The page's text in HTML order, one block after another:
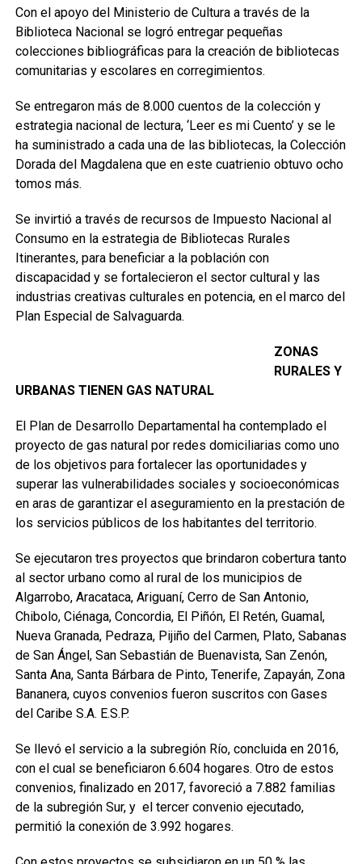
Con el apoyo del Ministerio de Cultura a través de la
Biblioteca Nacional se logró entregar pequeñas
colecciones bibliográficas para la creación de bibliotecas
comunitarias y escolares en corregimientos.
Se entregaron más de 8.000 cuentos de la colección y
estrategia nacional de lectura, ‘Leer es mi Cuento’ y se le
ha suministrado a cada una de las bibliotecas, la Colección
Dorada del Magdalena que en este cuatrienio obtuvo ocho
tomos más.
Se invirtió a través de recursos de Impuesto Nacional al
Consumo en la estrategia de Bibliotecas Rurales
Itinerantes, para beneficiar a la población con
discapacidad y se fortalecieron el sector cultural y las
industrias creativas culturales en potencia, en el marco del
Plan Especial de Salvaguarda.
ZONAS
RURALES Y
URBANAS TIENEN GAS NATURAL
El Plan de Desarrollo Departamental ha contemplado el
proyecto de gas natural por redes domiciliarias como uno
de los objetivos para fortalecer las oportunidades y
superar las vulnerabilidades sociales y socioeconómicas
en aras de garantizar el aseguramiento en la prestación de
los servicios públicos de los habitantes del territorio.
Se ejecutaron tres proyectos que brindaron cobertura tanto
al sector urbano como al rural de los municipios de
Algarrobo, Aracataca, Ariguaní, Cerro de San Antonio,
Chibolo, Ciénaga, Concordia, El Piñón, El Retén, Guamal,
Nueva Granada, Pedraza, Pijiño del Carmen, Plato, Sabanas
de San Ángel, San Sebastián de Buenavista, San Zenón,
Santa Ana, Santa Bárbara de Pinto, Tenerife, Zapayán, Zona
Bananera, cuyos convenios fueron suscritos con Gases
del Caribe S.A. E.S.P.
Se llevó el servicio a la subregión Río, concluida en 2016,
con el cual se beneficiaron 6.604 hogares. Otro de estos
convenios, finalizado en 2017, favoreció a 7.882 familias
de la subregión Sur, y el tercer convenio ejecutado,
permitió la conexión de 3.992 hogares.